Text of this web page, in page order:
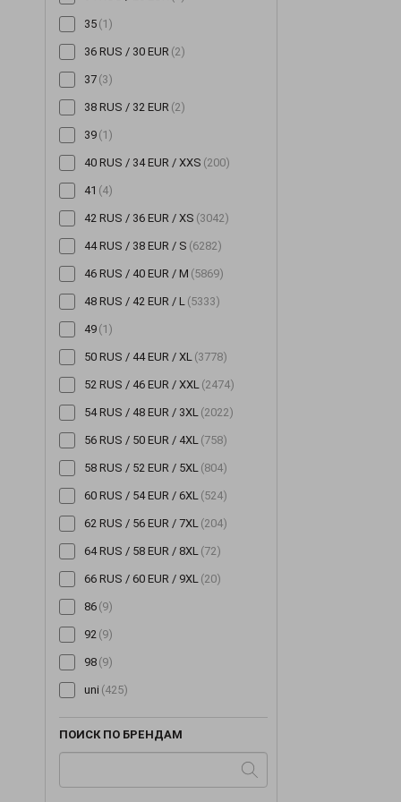
Шорты
Шубы (14)
Юбки
35 (1)
36 RUS / 30 EUR (2)
37 (3)
38 RUS / 32 EUR (2)
39 (1)
40 RUS / 34 EUR / XXS (200)
41 (4)
42 RUS / 36 EUR / XS (3042)
44 RUS / 38 EUR / S (6282)
46 RUS / 40 EUR / M (5869)
48 RUS / 42 EUR / L (5333)
49 (1)
50 RUS / 44 EUR / XL (3778)
52 RUS / 46 EUR / XXL (2474)
54 RUS / 48 EUR / 3XL (2022)
56 RUS / 50 EUR / 4XL (758)
58 RUS / 52 EUR / 5XL (804)
60 RUS / 54 EUR / 6XL (524)
62 RUS / 56 EUR / 7XL (204)
64 RUS / 58 EUR / 8XL (72)
66 RUS / 60 EUR / 9XL (20)
86 (9)
92 (9)
98 (9)
uni (425)
ПОИСК ПО БРЕНДАМ